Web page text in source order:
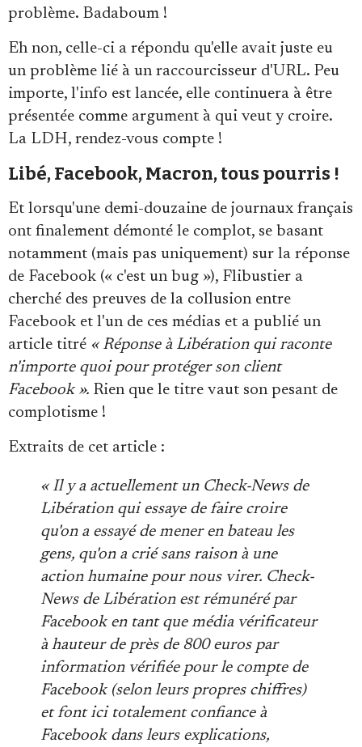
problème. Badaboum !
Eh non, celle-ci a répondu qu'elle avait juste eu
un problème lié à un raccourcisseur d'URL. Peu
importe, l'info est lancée, elle continuera à être
présentée comme argument à qui veut y croire.
La LDH, rendez-vous compte !
Libé, Facebook, Macron, tous pourris !
Et lorsqu'une demi-douzaine de journaux français
ont finalement démonté le complot, se basant
notamment (mais pas uniquement) sur la réponse
de Facebook (« c'est un bug »), Flibustier a
cherché des preuves de la collusion entre
Facebook et l'un de ces médias et a publié un
article titré « Réponse à Libération qui raconte
n'importe quoi pour protéger son client
Facebook ». Rien que le titre vaut son pesant de
complotisme !
Extraits de cet article :
« Il y a actuellement un Check-News de
Libération qui essaye de faire croire
qu'on a essayé de mener en bateau les
gens, qu'on a crié sans raison à une
action humaine pour nous virer. Check-
News de Libération est rémunéré par
Facebooken tant que média vérificateur
à hauteur de près de 800 euros par
information vérifiéepour le compte de
Facebook (selon leurs propres chiffres)
et font ici totalement confiance à
Facebook dans leurs explications,